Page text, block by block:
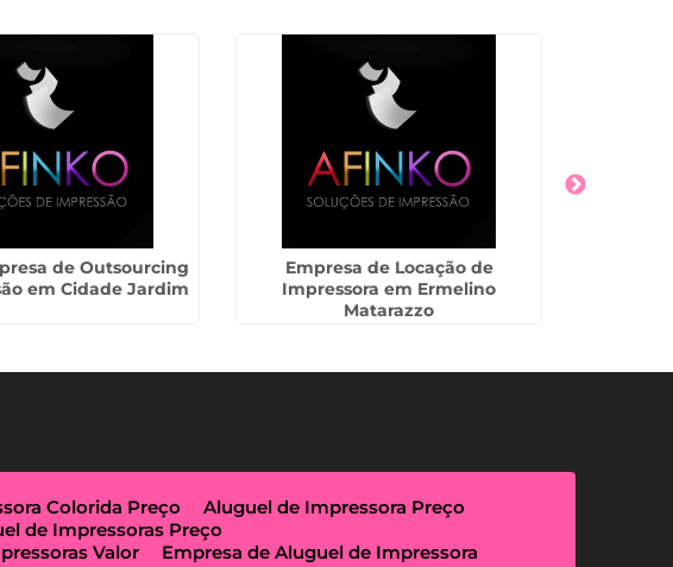
de Outsourcing
em Cidade Jardim
Empresa de Locação de
Impressora em Ermelino
Matarazzo
Colorida Preço
Aluguel de Impressora Preço
de Impressoras Preço
Valor
Empresa de Aluguel de Impressora